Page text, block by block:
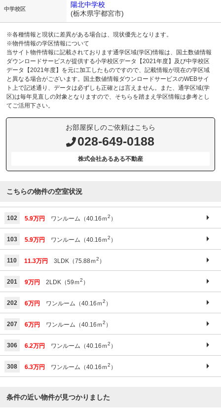
中学校区
陽北中学校
(栃木県宇都宮市)
※各種情報と現状に差異がある場合は、現状優先となります。
※物件情報の学区情報について
当サイト物件情報に記載されております通学区域(学区)情報は、国土数値情報
ダウンロードサービスが提供する小学校区データ【2021年度】及び中学校区
データ【2021年度】を元に加工したものですので、記載情報が現在の学区域
と異なる場合がございます。国土数値情報ダウンロードサービスのWEBサイ
ト上で記述通り、データは必ずしも正確とは言えません。また、通学区域(学
区)は毎年見直しの対象となりますので、そちらを踏まえ学区情報は参考とし
てご活用下さい。
お部屋探しのご依頼はこちら
028-649-0188
株式会社あるある不動産
こちらの物件の空室状況
102 5.9万円 ワンルーム（40.16ｍ2 ）
103 5.9万円 ワンルーム（40.16ｍ2 ）
110 11.3万円 3LDK（75.88ｍ2 ）
201 9万円 2LDK（59ｍ2 ）
202 6万円 ワンルーム（40.16ｍ2 ）
207 6万円 ワンルーム（40.16ｍ2 ）
306 6.2万円 ワンルーム（40.16ｍ2 ）
308 6.3万円 ワンルーム（40.16ｍ2 ）
条件の近い物件が見つかりました